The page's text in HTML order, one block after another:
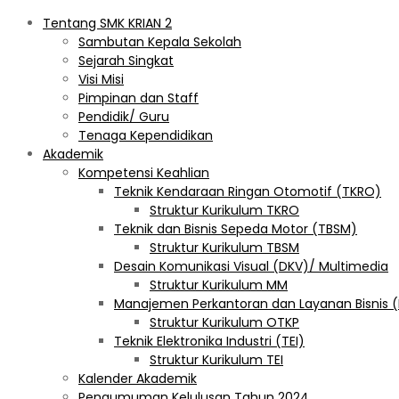
Tentang SMK KRIAN 2
Sambutan Kepala Sekolah
Sejarah Singkat
Visi Misi
Pimpinan dan Staff
Pendidik/ Guru
Tenaga Kependidikan
Akademik
Kompetensi Keahlian
Teknik Kendaraan Ringan Otomotif (TKRO)
Struktur Kurikulum TKRO
Teknik dan Bisnis Sepeda Motor (TBSM)
Struktur Kurikulum TBSM
Desain Komunikasi Visual (DKV)/ Multimedia
Struktur Kurikulum MM
Manajemen Perkantoran dan Layanan Bisnis
Struktur Kurikulum OTKP
Teknik Elektronika Industri (TEI)
Struktur Kurikulum TEI
Kalender Akademik